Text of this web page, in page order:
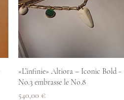
Aperçu rapide
«L’infinie» Altiora – Iconic Bold -
No.3 embrasse le No.8
Prix
540,00 €